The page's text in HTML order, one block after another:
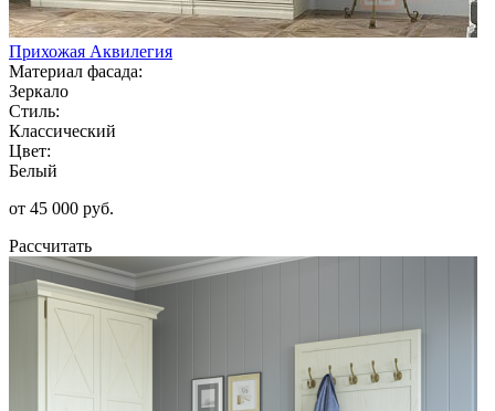
Прихожая Аквилегия
Материал фасада:
Зеркало
Стиль:
Классический
Цвет:
Белый
от 45 000 руб.
Рассчитать